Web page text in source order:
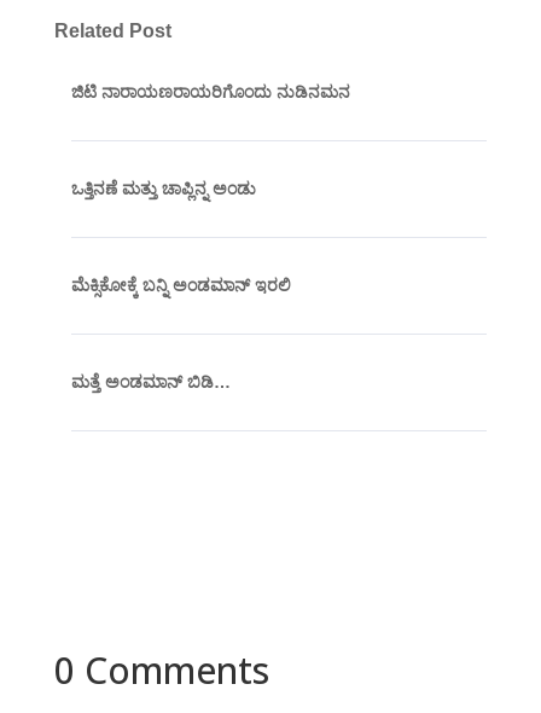
Related Post
ಜಿಟಿ ನಾರಾಯಣರಾಯರಿಗೊಂದು ನುಡಿನಮನ
ಒತ್ತಿನಣೆ ಮತ್ತು ಚಾಪ್ಲಿನ್ನ ಅಂಡು
ಮೆಕ್ಸಿಕೋಕ್ಕೆ ಬನ್ನಿ ಅಂಡಮಾನ್ ಇರಲಿ
ಮತ್ತೆ ಅಂಡಮಾನ್ ಬಿಡಿ…
0 Comments